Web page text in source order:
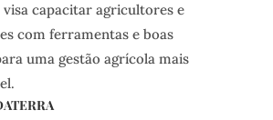
capacitar agricultores e
com ferramentas e boas
uma gestão agrícola mais